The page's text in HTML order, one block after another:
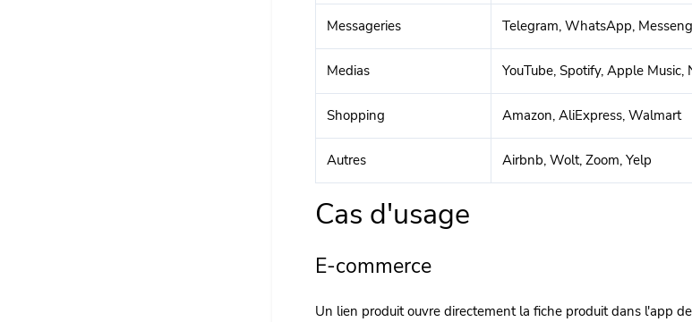
Messageries Telegram, WhatsApp,
Medias YouTube, Spotify, Apple Music,
Shopping Amazon, AliExpress, Walmart
Autres Airbnb, Wolt, Zoom, Yelp
Cas d'usage
E-commerce
Un lien produit ouvre directement la fiche produit dans l'app